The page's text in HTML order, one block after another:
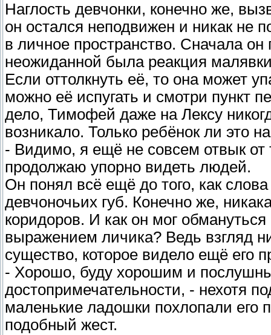
Наглость девчонки, конечно же,
он остался неподвижен и никак не
в личное пространство. Сначала
неожиданной была реакция
Если оттолкнуть её, то она может
можно её испугать и смотри пункт
дело, Тимофей даже на Лексу
возникало. Только ребёнок ли это
- Видимо, я ещё не совсем отвык от
продолжаю упорно видеть людей.
Он понял всё ещё до того, как
девчоночьих губ. Конечно же,
коридоров. И как он мог
выражением личика? Ведь взгляд
существо, которое видело ещё его
- Хорошо, буду хорошим и
достопримечательности, - нехотя
маленькие ладошки похлопали
подобный жест.